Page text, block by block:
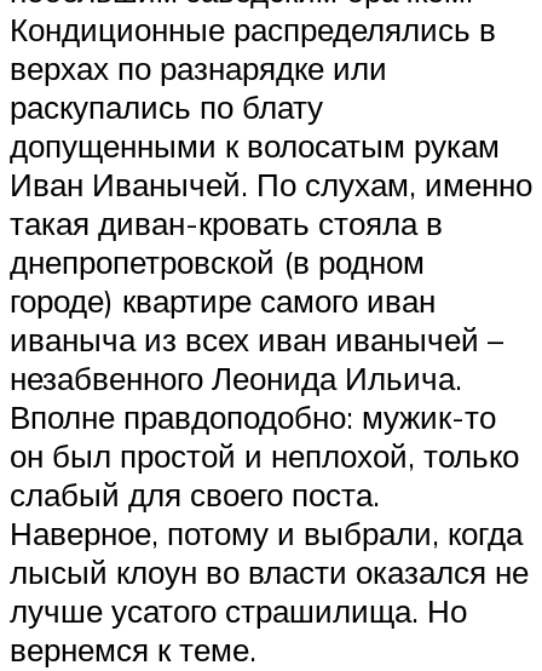
Кондиционные распределялись в
верхах по разнарядке или
раскупались по блату
допущенными к волосатым рукам
Иван Иванычей. По слухам, именно
такая диван-кровать стояла в
днепропетровской (в родном
городе) квартире самого иван
иваныча из всех иван иванычей –
незабвенного Леонида Ильича.
Вполне правдоподобно: мужик-то
он был простой и неплохой, только
слабый для своего поста.
Наверное, потому и выбрали, когда
лысый клоун во власти оказался не
лучше усатого страшилища. Но
вернемся к теме.